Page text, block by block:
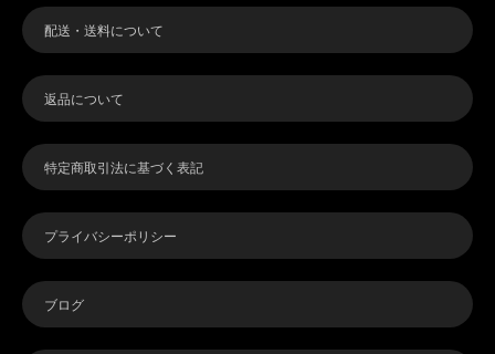
配送・送料について
返品について
特定商取引法に基づく表記
プライバシーポリシー
ブログ